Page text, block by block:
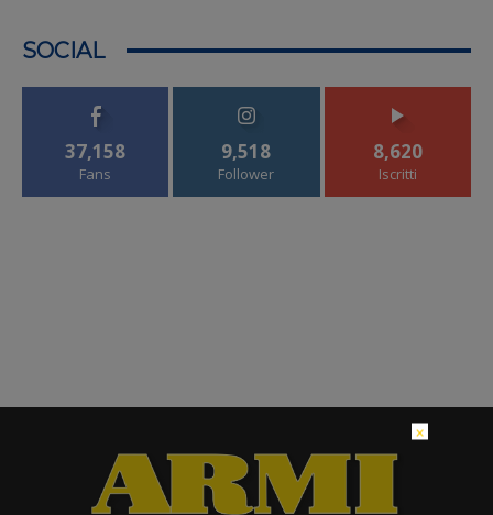
SOCIAL
37,158
Fans
9,518
Follower
8,620
Iscritti
×